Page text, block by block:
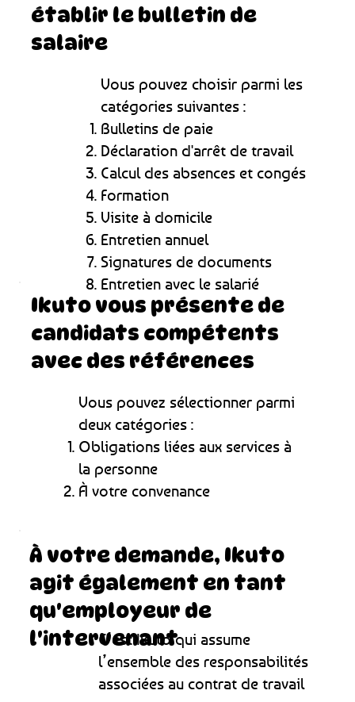
établir le bulletin de
salaire
Vous pouvez choisir parmi les
catégories suivantes :
Bulletins de paie
Déclaration d'arrêt de travail
Calcul des absences et congés
Formation
Visite à domicile
Entretien annuel
Signatures de documents
Entretien avec le salarié
Ikuto vous présente de
candidats compétents
avec des références
Vous pouvez sélectionner parmi
deux catégories :
Obligations liées aux services à
la personne
À votre convenance
À votre demande, Ikuto
agit également en tant
qu'employeur de
l'intervenant
C’est Ikuto qui assume
l’ensemble des responsabilités
associées au contrat de travail